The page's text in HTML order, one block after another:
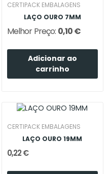
CERTIPACK EMBALAGENS
LAÇO OURO 7MM
Melhor Preço: 0,10 €
Adicionar ao
carrinho
CERTIPACK EMBALAGENS
LAÇO OURO 19MM
0,22 €